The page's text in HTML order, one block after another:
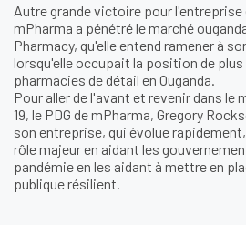
Autre grande victoire pour
mPharma a pénétré le marché
Pharmacy, qu'elle entend ramener à
lorsqu'elle occupait la position de plus
pharmacies de détail en Ouganda.
Pour aller de l'avant et revenir dans le
19, le PDG de mPharma, Gregory
son entreprise, qui évolue
rôle majeur en aidant les
pandémie en les aidant à mettre en
publique résilient.